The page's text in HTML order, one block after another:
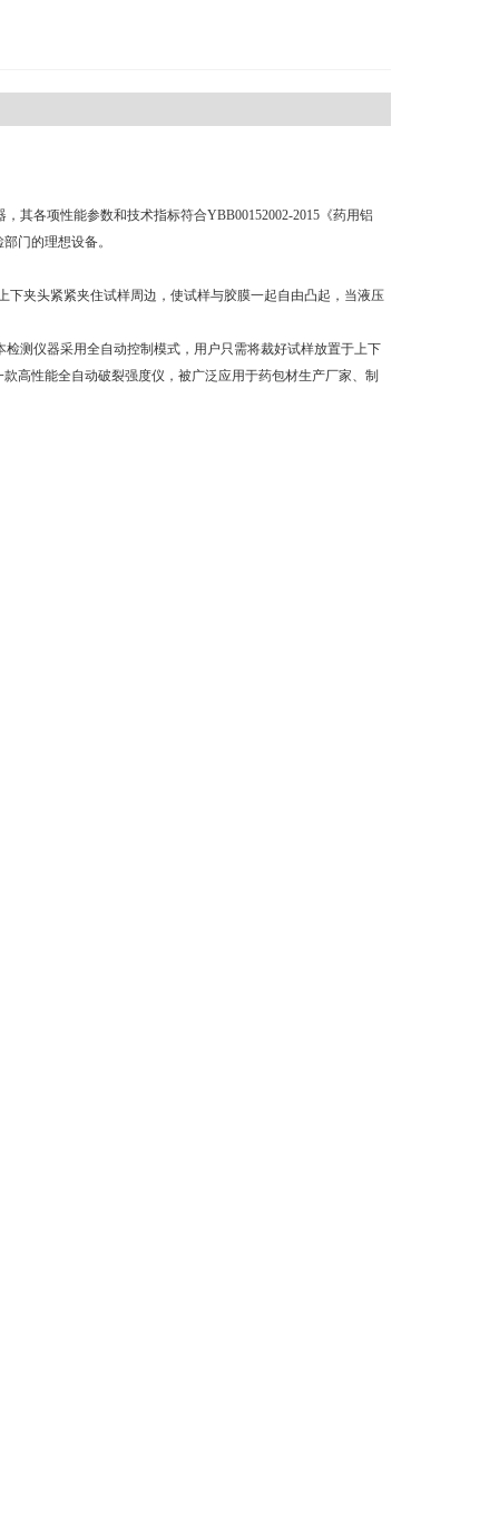
其各项性能参数和技术指标符合YBB00152002-2015《药用铝
门的理想设备。
夹头紧紧夹住试样周边，使试样与胶膜一起自由凸起，当液压
测仪器采用全自动控制模式，用户只需将裁好试样放置于上下
高性能全自动破裂强度仪，被广泛应用于药包材生产厂家、制